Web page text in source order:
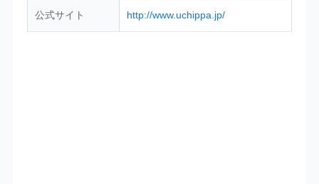
公式サイト http://www.uchippa.jp/